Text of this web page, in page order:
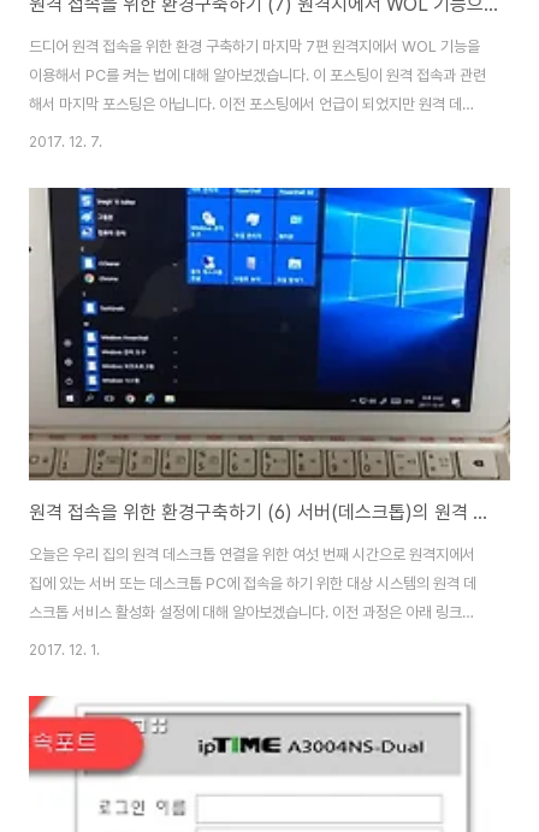
드디어 원격 접속을 위한 환경 구축하기 마지막 7편 원격지에서 WOL 기능을
이용해서 PC를 켜는 법에 대해 알아보겠습니다. 이 포스팅이 원격 접속과 관련
해서 마지막 포스팅은 아닙니다. 이전 포스팅에서 언급이 되었지만 원격 데스
크톱 서비스는 사용 환경에 따라 다양하게 활용할 수 있습니다. 원격 데스크톱
니다. 오늘까지는 원격 데스크톱을 사용하기 위한 환경 구축과 관련해서 포스
팅을 진행하였고, 이후에는 원격 데스크톱을 활용하는 방법을 하나씩 정리해서
올리겠습니다. 그럼 지금까지 진행된 내용을 토대로 원격지에서 집에 있는 서
버 또는 PC에 접속이 필요한 상황이 발생했을 때 원격지에서 집에 있는 서버
(또는 PC)를 켜는 방법과 접속하는 방..
2017. 12. 7.
원격 접속을 위한 환경구축하기 (6) 서버(데스크톱)의 원격 데스크톱 서비스 활성화 방법
오늘은 우리 집의 원격 데스크톱 연결을 위한 여섯 번째 시간으로 원격지에서
집에 있는 서버 또는 데스크톱 PC에 접속을 하기 위한 대상 시스템의 원격 데
스크톱 서비스 활성화 설정에 대해 알아보겠습니다. 이전 과정은 아래 링크를
클릭 후 사전 학습을 해 주세요. 지금까지 원격지에서 집에 있는 서버(데스크
났습니다. 통상적으로 네트워크의 연결은 사용자(End Point)에서 시작하여
네트워크(Mid Point)를 통과하여 다시 최종 사용자(또는 서버, End Point)에
연결되는 구조입니다. 이제 우리는 마지막 연결을 위한 End Point 설정만 살
2017. 12. 1.